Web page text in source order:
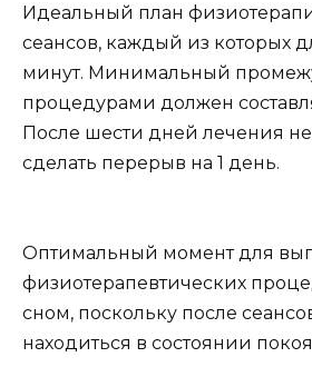
Идеальный план
сеансов, каждый из которых
минут. Минимальный
процедурами должен
После шести дней лечения
сделать перерыв на 1 день.
Оптимальный момент для
физиотерапевтических
сном, поскольку после
находиться в состоянии